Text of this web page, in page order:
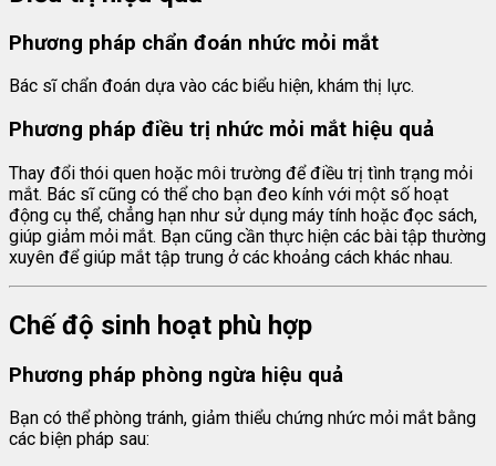
Phương pháp chẩn đoán nhức mỏi mắt
Bác sĩ chẩn đoán dựa vào các biểu hiện, khám thị lực.
Phương pháp điều trị nhức mỏi mắt hiệu quả
Thay đổi thói quen hoặc môi trường để điều trị tình trạng mỏi
mắt. Bác sĩ cũng có thể cho bạn đeo kính với một số hoạt
động cụ thể, chẳng hạn như sử dụng máy tính hoặc đọc sách,
giúp giảm mỏi mắt. Bạn cũng cần thực hiện các bài tập thường
xuyên để giúp mắt tập trung ở các khoảng cách khác nhau.
Chế độ sinh hoạt phù hợp
Phương pháp phòng ngừa hiệu quả
Bạn có thể phòng tránh, giảm thiểu chứng nhức mỏi mắt bằng
các biện pháp sau: